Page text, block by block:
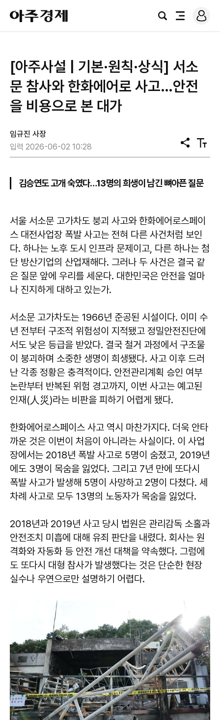
아
주
경
검
전
로
그
[아주사설 | 기본·원칙·상식] 서소
문 참사와 한화에어로 사고…안전
을 비용으로 본 대가
임규진 사장
입력 2026-06-02 10:28
공
유
텍
스
기
김승연도 고개 숙였다…13명의 희생이 남긴 뼈아픈 질문
서울 서소문 고가차도 붕괴 사고와 한화에어로스페이
스 대전사업장 폭발 사고는 전혀 다른 사건처럼 보인
다. 하나는 노후 도시 인프라 문제이고, 다른 하나는 첨
단 방산기업의 산업재해다. 그러나 두 사건은 결국 같
은 질문 앞에 우리를 세운다. 대한민국은 안전을 얼마
나 진지하게 대하고 있는가.
서소문 고가차도는 1966년 준공된 시설이다. 이미 수
년 전부터 구조적 위험성이 지적됐고 정밀안전진단에
서도 낮은 등급을 받았다. 결국 철거 과정에서 구조물
이 붕괴하며 소중한 생명이 희생됐다. 사고 이후 드러
난 각종 정황은 충격적이다. 안전관리계획 승인 여부
논란부터 반복된 위험 경고까지, 이번 사고는 예고된
인재(人災)라는 비판을 피하기 어렵게 됐다.
한화에어로스페이스 사고 역시 마찬가지다. 더욱 안타
까운 것은 이번이 처음이 아니라는 사실이다. 이 사업
장에서는 2018년 폭발 사고로 5명이 숨졌고, 2019년
에도 3명이 목숨을 잃었다. 그리고 7년 만에 또다시
폭발 사고가 발생해 5명이 사망하고 2명이 다쳤다. 세
차례 사고로 모두 13명의 노동자가 목숨을 잃었다.
2018년과 2019년 사고 당시 법원은 관리감독 소홀과
안전조치 미흡에 대해 유죄 판단을 내렸다. 회사는 원
격화와 자동화 등 안전 개선 대책을 약속했다. 그럼에
도 또다시 대형 참사가 발생했다는 것은 단순한 현장
실수나 우연으로만 설명하기 어렵다.